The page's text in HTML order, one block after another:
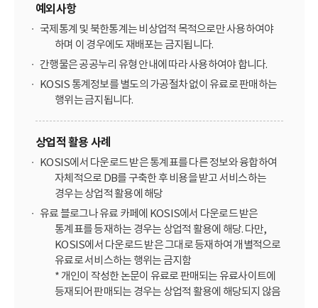
예외사항
국제통계 및 북한통계는 비상업적 목적으로만 사용하여야
하며 이 경우에도 재배포는 금지됩니다.
간행물은 공공누리 유형 안내에 따라 사용하여야 합니다.
KOSIS 통계정보를 별도의 가공절차 없이 유료로 판매하는
행위는 금지됩니다.
상업적 활용 사례
KOSIS에서 다운로드 받은 통계표를 다른 정보와 융합하여
자체적으로 DB를 구축한 후 비용을 받고 서비스하는
경우는 상업적 활용에 해당
유료 블로그나 유료 카페에 KOSIS에서 다운로드 받은
통계표를 등재하는 경우는 상업적 활용에 해당. 다만,
KOSIS에서 다운로드 받은 그대로 등재하여 개별적으로
유료로 서비스하는 행위는 금지함
* 개인이 작성한 논문이 유료로 판매되는 유료사이트에
등재되어 판매되는 경우는 상업적 활용에 해당되지 않음